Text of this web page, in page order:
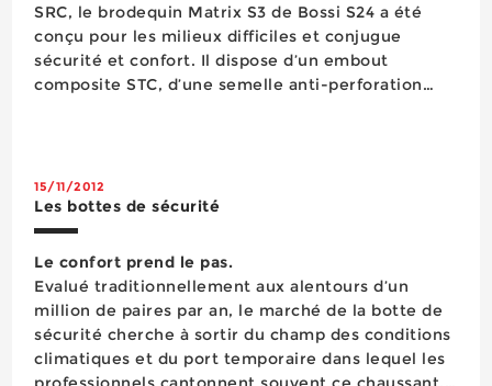
SRC, le brodequin Matrix S3 de Bossi S24 a été
conçu pour les milieux difficiles et conjugue
sécurité et confort. Il dispose d’un embout
composite STC, d’une semelle anti-perforation
15/11/2012
Les bottes de sécurité
Le confort prend le pas.
Evalué traditionnellement aux alentours d’un
million de paires par an, le marché de la botte de
sécurité cherche à sortir du champ des conditions
climatiques et du port temporaire dans lequel les